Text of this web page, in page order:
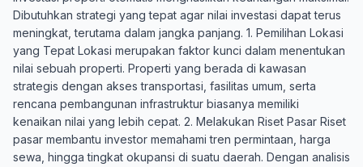
Dibutuhkan strategi yang tepat agar nilai investasi dapat terus
meningkat, terutama dalam jangka panjang. 1. Pemilihan Lokasi
yang Tepat Lokasi merupakan faktor kunci dalam menentukan
nilai sebuah properti. Properti yang berada di kawasan
strategis dengan akses transportasi, fasilitas umum, serta
rencana pembangunan infrastruktur biasanya memiliki
kenaikan nilai yang lebih cepat. 2. Melakukan Riset Pasar Riset
pasar membantu investor memahami tren permintaan, harga
sewa, hingga tingkat okupansi di suatu daerah. Dengan analisis